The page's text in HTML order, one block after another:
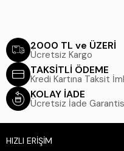
2000 TL ve ÜZERİ
Ücretsiz Kargo
TAKSİTLİ ÖDEME
Kredi Kartına Taksit
KOLAY İADE
Ücretsiz İade
HIZLI ERİŞİM